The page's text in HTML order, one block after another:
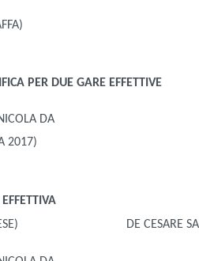
PER DUE GARE EFFETTIVE
DA
2017)
DE CESARE